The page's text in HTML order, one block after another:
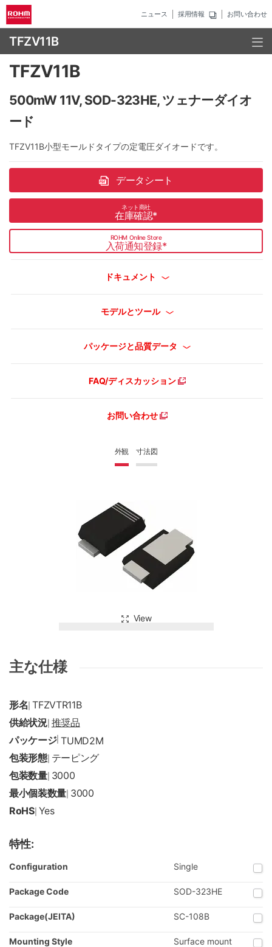
ニュース 採用情報 お問い合わせ
TFZV11B
外観 寸法図
View
TFZV11B
500mW 11V, SOD-323HE, ツェナーダイオ
ード
TFZV11B小型モールドタイプの定電圧ダイオードです。
データシート
ネット商社
在庫確認*
ROHM Online Store
入荷通知登録*
ドキュメント
モデルとツール
パッケージと品質データ
FAQ/ディスカッション
お問い合わせ
主な仕様
形名 TFZVTR11B
供給状況| 推奨品
パッケージ|TUMD2M
包装形態| テーピング
包装数量| 3000
最小個装数量 3000
RoHS| Yes
特性:
Configuration Single
Package Code SOD-323HE
Package(JEITA) SC-108B
Mounting Style Surface mount